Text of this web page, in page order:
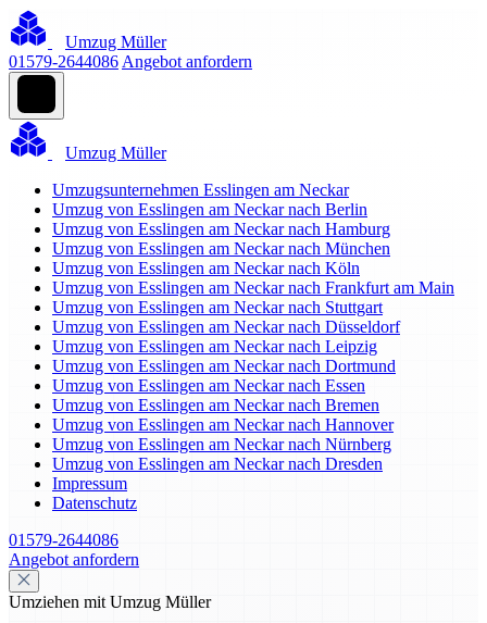
Umzug Müller
01579-2644086 Angebot anfordern
Umzug Müller
Umzugsunternehmen Esslingen am Neckar
Umzug von Esslingen am Neckar nach Berlin
Umzug von Esslingen am Neckar nach Hamburg
Umzug von Esslingen am Neckar nach München
Umzug von Esslingen am Neckar nach Köln
Umzug von Esslingen am Neckar nach Frankfurt am Main
Umzug von Esslingen am Neckar nach Stuttgart
Umzug von Esslingen am Neckar nach Düsseldorf
Umzug von Esslingen am Neckar nach Leipzig
Umzug von Esslingen am Neckar nach Dortmund
Umzug von Esslingen am Neckar nach Essen
Umzug von Esslingen am Neckar nach Bremen
Umzug von Esslingen am Neckar nach Hannover
Umzug von Esslingen am Neckar nach Nürnberg
Umzug von Esslingen am Neckar nach Dresden
Impressum
Datenschutz
01579-2644086
Angebot anfordern
Umziehen mit Umzug Müller